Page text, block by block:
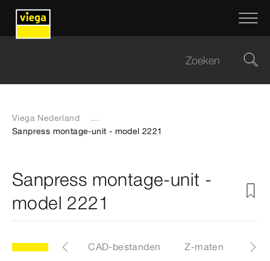
Viega Nederland
...
Sanpress montage-unit - model 2221
Sanpress montage-unit -
model 2221
Etiketten CAD-bestanden Z-maten